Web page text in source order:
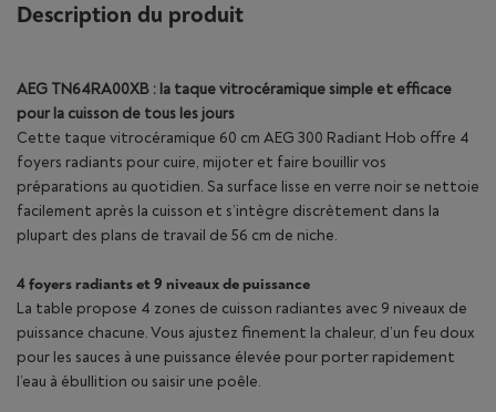
Description du produit
AEG TN64RA00XB : la taque vitrocéramique simple et efficace
pour la cuisson de tous les jours
Cette taque vitrocéramique 60 cm AEG 300 Radiant Hob offre 4
foyers radiants pour cuire, mijoter et faire bouillir vos
préparations au quotidien. Sa surface lisse en verre noir se nettoie
facilement après la cuisson et s’intègre discrètement dans la
plupart des plans de travail de 56 cm de niche.
4 foyers radiants et 9 niveaux de puissance
La table propose 4 zones de cuisson radiantes avec 9 niveaux de
puissance chacune. Vous ajustez finement la chaleur, d’un feu doux
pour les sauces à une puissance élevée pour porter rapidement
l’eau à ébullition ou saisir une poêle.